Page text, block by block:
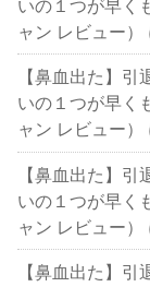
いの１つが早く
ャン レビュー）
【鼻血出た】
いの１つが早く
ャン レビュー）
【鼻血出た】
いの１つが早く
ャン レビュー）
【鼻血出た】